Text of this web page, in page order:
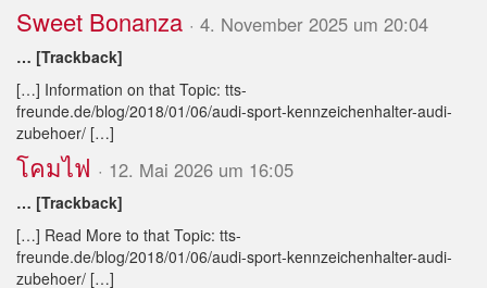
Sweet Bonanza · 4. November 2025 um 20:04
… [Trackback]
[…] Information on that Topic: tts-
freunde.de/blog/2018/01/06/audi-sport-kennzeichenhalter-audi-
zubehoer/ […]
โคมไฟ · 12. Mai 2026 um 16:05
… [Trackback]
[…] Read More to that Topic: tts-
freunde.de/blog/2018/01/06/audi-sport-kennzeichenhalter-audi-
zubehoer/ […]